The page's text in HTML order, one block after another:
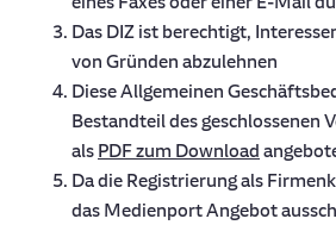
Das DIZ ist berechtigt,
von Gründen abzulehnen
Diese Allgemeinen
Bestandteil des geschlossenen
als PDF zum Download
Da die Registrierung als
das Medienport Angebot